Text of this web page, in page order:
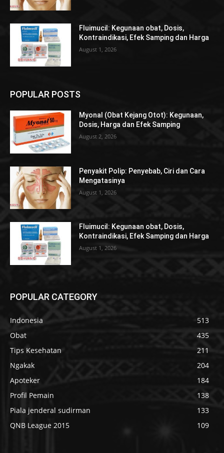
Fluimucil: Kegunaan obat, Dosis,
Kontraindikasi, Efek Samping dan Harga
August 1, 2026
POPULAR POSTS
Myonal (Obat Kejang Otot): Kegunaan,
Dosis, Harga dan Efek Samping
August 2, 2026
Penyakit Polip: Penyebab, Ciri dan Cara
Mengatasinya
August 1, 2026
Fluimucil: Kegunaan obat, Dosis,
Kontraindikasi, Efek Samping dan Harga
August 1, 2026
POPULAR CATEGORY
Indonesia
513
Obat
435
Tips Kesehatan
211
Ngakak
204
Apoteker
184
Profil Pemain
138
Piala jenderal sudirman
133
QNB League 2015
109